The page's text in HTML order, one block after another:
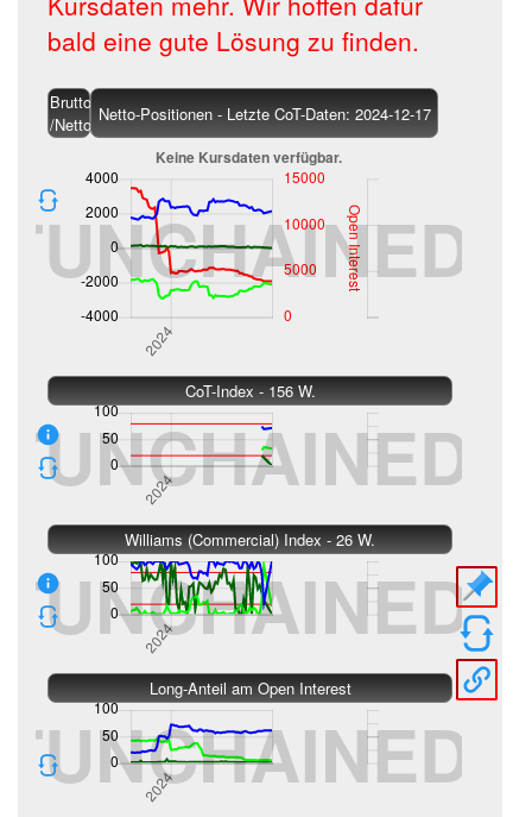
bald eine gute Lösung zu finden.
Brutto
/Netto Netto-Positionen - Letzte CoT-Daten: 2024-12-17
CoT-Index - 156 W.
Williams (Commercial) Index - 26 W.
Long-Anteil am Open Interest